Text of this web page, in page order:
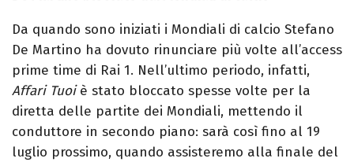
Da quando sono iniziati i Mondiali di calcio Stefano
De Martino ha dovuto rinunciare più volte all’access
prime time di Rai 1. Nell’ultimo periodo, infatti,
Affari Tuoiè stato bloccato spesse volte per la
diretta delle partite dei Mondiali, mettendo il
conduttore in secondo piano: sarà così fino al 19
luglio prossimo, quando assisteremo alla finale del